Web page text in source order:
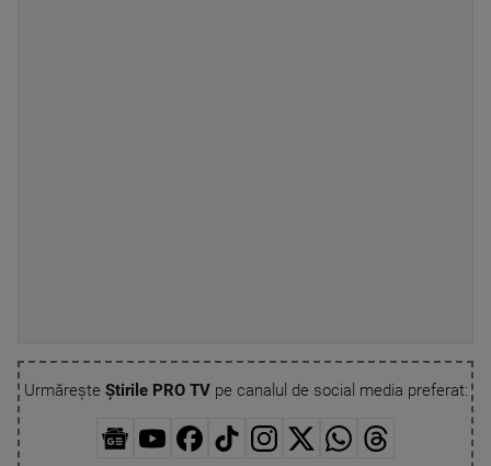
Urmărește Știrile PRO TVpe canalul de social media preferat: